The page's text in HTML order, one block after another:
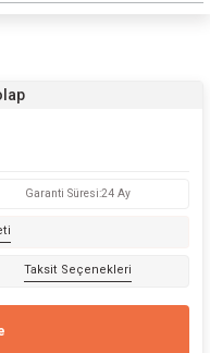
Nevresim Seti
Garanti Süresi:24 Ay
Taksit Seçenekleri